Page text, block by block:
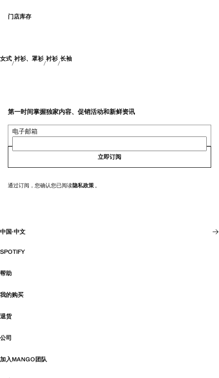
门店库存
女式 衬衫、罩衫 衬衫 长袖
第一时间掌握独家内容、促销活动和新鲜资讯
电子邮箱
立即订阅
通过订阅，您确认您已阅读隐私政策 。
中国·中文
SPOTIFY
帮助
我的购买
退货
公司
加入MANGO团队